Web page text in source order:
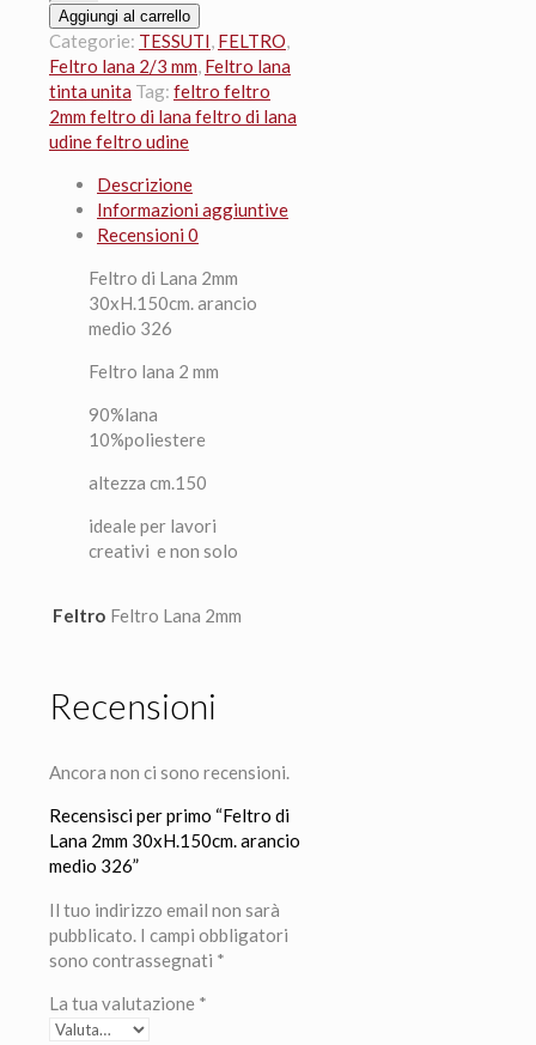
di
Lana
2mm
30xH.150cm.
arancio
medio
quantità
Aggiungi al carrello
Categorie: TESSUTI, FELTRO,
Feltro lana 2/3 mm, Feltro lana
tinta unita Tag: feltro feltro
2mm feltro di lana feltro di lana
udine feltro udine
Descrizione
Informazioni aggiuntive
Recensioni 0
Feltro di Lana 2mm
30xH.150cm. arancio
medio 326
Feltro lana 2 mm
90%lana
10%poliestere
altezza cm.150
ideale per lavori
creativi e non solo
Feltro Feltro Lana 2mm
Recensioni
Ancora non ci sono recensioni.
Recensisci per primo “Feltro di
Lana 2mm 30xH.150cm. arancio
medio 326”
Il tuo indirizzo email non sarà
pubblicato. I campi obbligatori
sono contrassegnati *
La tua valutazione *